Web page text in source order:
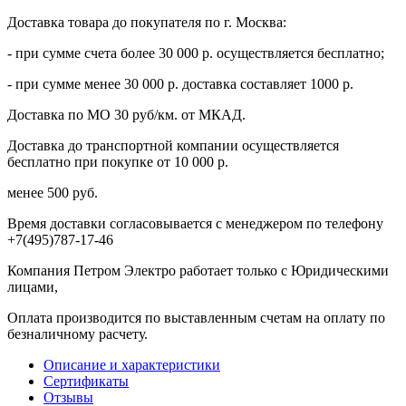
Доставка товара до покупателя по г. Москва:
- при сумме счета более 30 000 р. осуществляется бесплатно;
- при сумме менее 30 000 р. доставка составляет 1000 р.
Доставка по МО 30 руб/км. от МКАД.
Доставка до транспортной компании осуществляется
бесплатно при покупке от 10 000 р.
менее 500 руб.
Время доставки согласовывается с менеджером по телефону
+7(495)787-17-46
Компания Петром Электро работает только с Юридическими
лицами,
Оплата производится по выставленным счетам на оплату по
безналичному расчету.
Описание и характеристики
Сертификаты
Отзывы